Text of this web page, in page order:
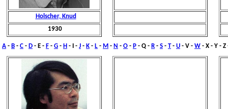
Holscher, Knud
1930
A - B - C - D - E - F - G - H - - J - K - L - M - N - O - P - Q - R - S - T- U - V - W - X - Y -